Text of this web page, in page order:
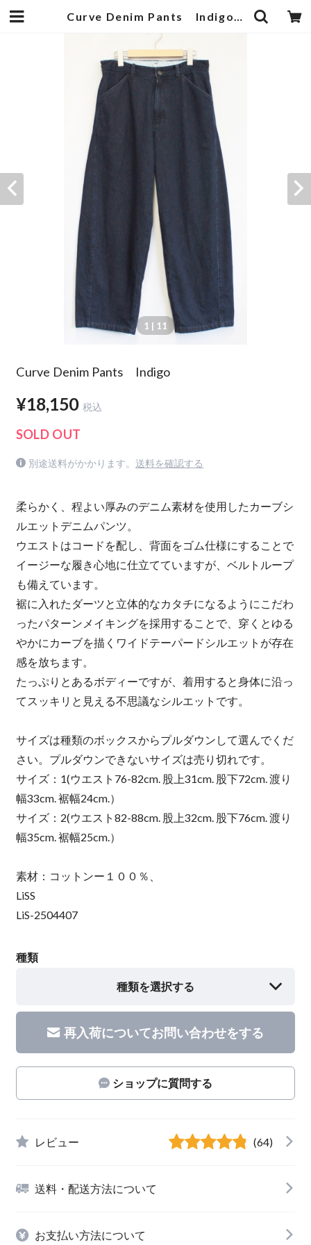
Curve Denim Pants Indigo | 武蔵小杉のセレクトショップ【ナクール】-nakool-
1 | 11
Curve Denim Pants Indigo
¥18,150 税込
SOLD OUT
別途送料がかかります。 送料を確認する
柔らかく、程よい厚みのデニム素材を使用したカーブシ
ルエットデニムパンツ。
ウエストはコードを配し、背面をゴム仕様にすることで
イージーな履き心地に仕立てていますが、ベルトループ
も備えています。
裾に入れたダーツと立体的なカタチになるようにこだわ
ったパターンメイキングを採用することで、穿くとゆる
やかにカーブを描くワイドテーパードシルエットが存在
感を放ちます。
たっぷりとあるボディーですが、着用すると身体に沿っ
てスッキリと見える不思議なシルエットです。
サイズは種類のボックスからプルダウンして選んでくだ
さい。プルダウンできないサイズは売り切れです。
サイズ：1(ウエスト76-82cm. 股上31cm. 股下72cm. 渡り
幅33cm. 裾幅24cm.）
サイズ：2(ウエスト82-88cm. 股上32cm. 股下76cm. 渡り
幅35cm. 裾幅25cm.）
素材：コットンー１００％、
LiSS
LiS-2504407
種類
種類を選択する
再入荷についてお問い合わせをする
ショップに質問する
レビュー (64)
送料・配送方法について
お支払い方法について